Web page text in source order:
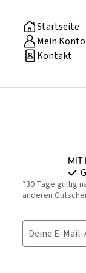
Startseite
Mein Konto
Kontakt
Mit
*30 Tage gültig
anderen
Deine E-Mail-